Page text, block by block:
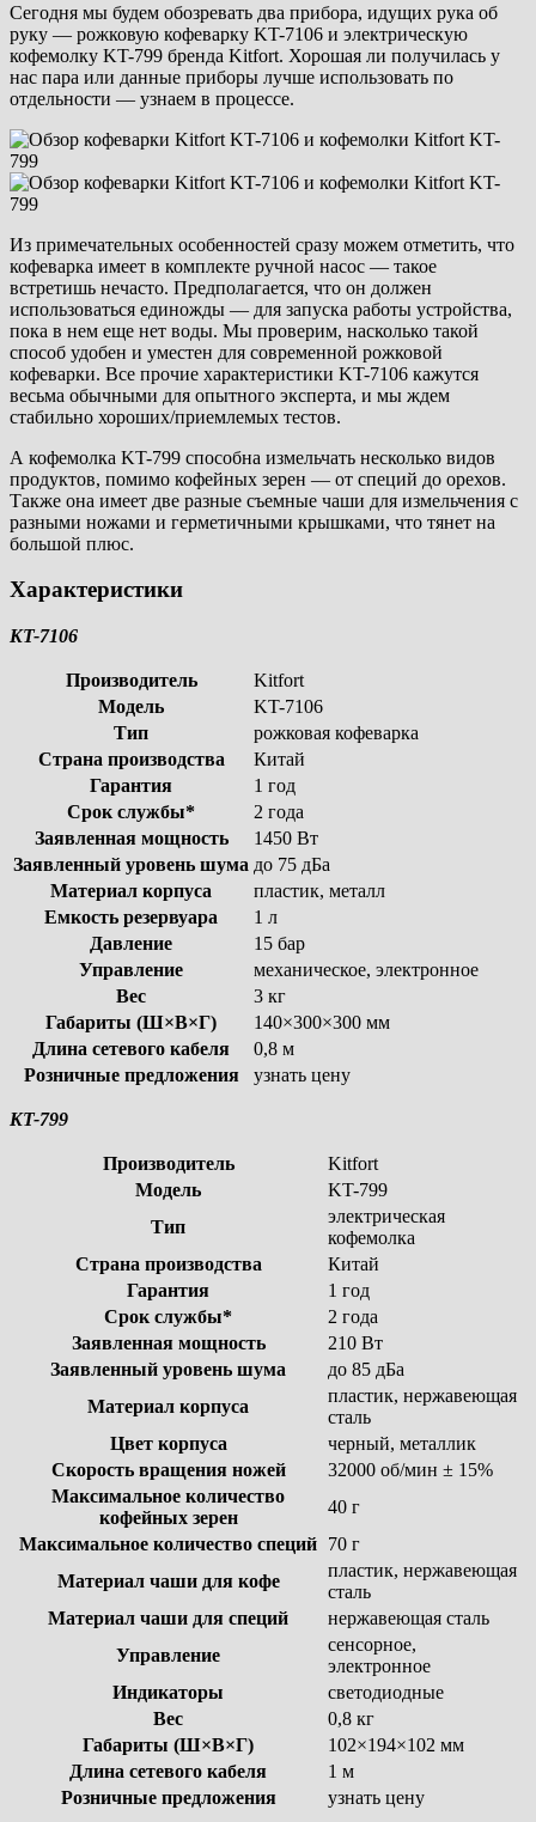
Сегодня мы будем обозревать два прибора, идущих рука об
руку — рожковую кофеварку KT-7106 и электрическую
кофемолку KT-799 бренда Kitfort. Хорошая ли получилась у
нас пара или данные приборы лучше использовать по
отдельности — узнаем в процессе.
Из примечательных особенностей сразу можем отметить, что
кофеварка имеет в комплекте ручной насос — такое
встретишь нечасто. Предполагается, что он должен
использоваться единожды — для запуска работы устройства,
пока в нем еще нет воды. Мы проверим, насколько такой
способ удобен и уместен для современной рожковой
кофеварки. Все прочие характеристики KT-7106 кажутся
весьма обычными для опытного эксперта, и мы ждем
стабильно хороших/приемлемых тестов.
А кофемолка KT-799 способна измельчать несколько видов
продуктов, помимо кофейных зерен — от специй до орехов.
Также она имеет две разные съемные чаши для измельчения с
разными ножами и герметичными крышками, что тянет на
большой плюс.
Характеристики
KT-7106
Производитель
Kitfort
Модель
KT-7106
Тип
рожковая кофеварка
Страна производства
Китай
Гарантия
1 год
Срок службы*
2 года
Заявленная мощность
1450 Вт
Заявленный уровень шума до 75 дБа
Материал корпуса
пластик, металл
Емкость резервуара
1 л
Давление
15 бар
Управление
механическое, электронное
Вес
3 кг
Габариты (Ш×В×Г)
140×300×300 мм
Длина сетевого кабеля
0,8 м
Розничные предложения
узнать цену
KT-799
Производитель
Kitfort
Модель
KT-799
Тип
электрическая
кофемолка
Страна производства
Китай
Гарантия
1 год
Срок службы*
2 года
Заявленная мощность
210 Вт
Заявленный уровень шума
до 85 дБа
Материал корпуса
пластик, нержавеющая
сталь
Цвет корпуса
черный, металлик
Скорость вращения ножей
32000 об/мин ± 15%
Максимальное количество
кофейных зерен
40 г
Максимальное количество специй 70 г
Материал чаши для кофе
пластик, нержавеющая
сталь
Материал чаши для специй
нержавеющая сталь
Управление
сенсорное,
электронное
Индикаторы
светодиодные
Вес
0,8 кг
Габариты (Ш×В×Г)
102×194×102 мм
Длина сетевого кабеля
1 м
Розничные предложения
узнать цену